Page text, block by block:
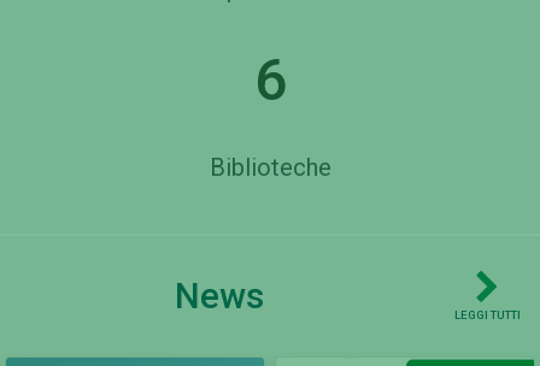
6
Biblioteche
News LEGGI TUTTI